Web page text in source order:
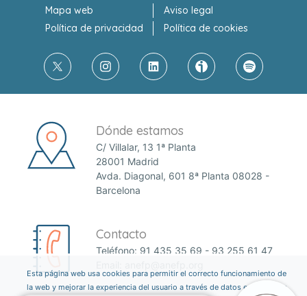
Mapa web
Aviso legal
Política de privacidad
Política de cookies
Dónde estamos
C/ Villalar, 13 1ª Planta
28001 Madrid
Avda. Diagonal, 601 8ª Planta 08028 -
Barcelona
Contacto
Teléfono: 91 435 35 69 - 93 255 61 47
Esta página web usa cookies para permitir el correcto funcionamiento de
la web y mejorar la experiencia del usuario a través de datos estadísticos.